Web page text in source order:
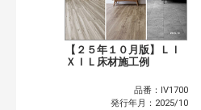
カテゴリー
窓・シャッター（1）
玄関
インテリア建材（6）
浴
太陽光発電・屋根・外壁（1）
【２５年１０月版】ＬＩ
ＸＩＬ床材施工例
品番：IV1700
発行年月：2025/10